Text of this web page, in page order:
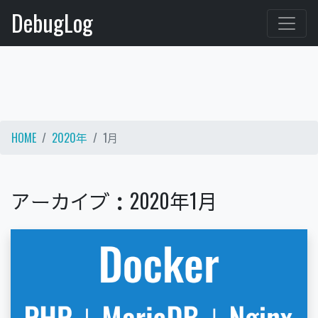
DebugLog
HOME 2020年 1月
アーカイブ ： 2020年1月